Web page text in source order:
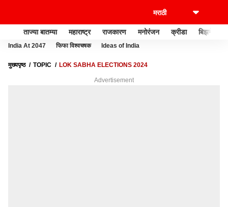
ताज्या बातम्या महाराष्ट्र राजकारण मनोरंजन क्रीडा बिझनेस
India At 2047 फिफा विश्वचषक Ideas of India
मुख्यपृष्ठ TOPIC LOK SABHA ELECTIONS 2024
Advertisement